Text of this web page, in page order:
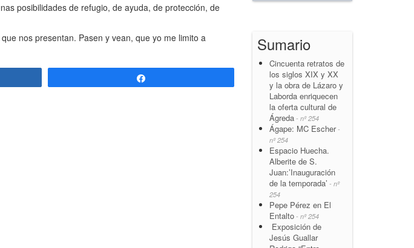
posibilidades de refugio, de ayuda, de protección, de
nos presentan. Pasen y vean, que yo me limito a
Sumario
Cincuenta retratos de
los siglos XIX y XX
y la obra de Lázaro y
Laborda enriquecen
la oferta cultural de
Ágreda - nº 254
Ágape: MC Escher-
nº 254
Espacio Huecha.
Alberite de S.
Juan:’Inauguración
de la temporada’ - nº
254
Pepe Pérez en El
Entalto - nº 254
Exposición de
Jesús Guallar